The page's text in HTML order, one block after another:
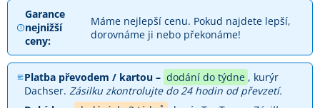
Garance
nejnižší
ceny:
Máme nejlepší cenu. Pokud najdete lepší,
dorovnáme ji nebo překonáme!
Platba převodem / kartou – dodání do týdne , kurýr
Dachser. Zásilku zkontrolujte do 24 hodin od převzetí.